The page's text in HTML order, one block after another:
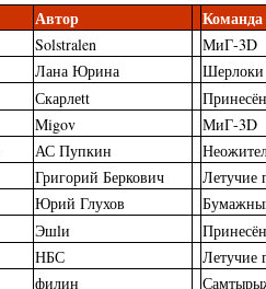
Автор Команда
Solstralen
МиГ-3D
Лана Юрина
Шерлоки
Скарлеtt
Migov
МиГ-3D
АС Пупкин
Григорий Беркович
Летучие
Юрий Глухов
Эшlи
НБС
Летучие
филин